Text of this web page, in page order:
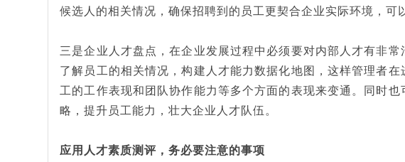
候选人的相关情况，确保招聘到的员工更契合企业实际环境，可
三是企业人才盘点，在企业发展过程中必须要对内部人才有非
了解员工的相关情况，构建人才能力数据化地图，这样管理者
工的工作表现和团队协作能力等多个方面的表现来变通。同时
略，提升员工能力，壮大企业人才队伍。
应用人才素质测评，务必要注意的事项